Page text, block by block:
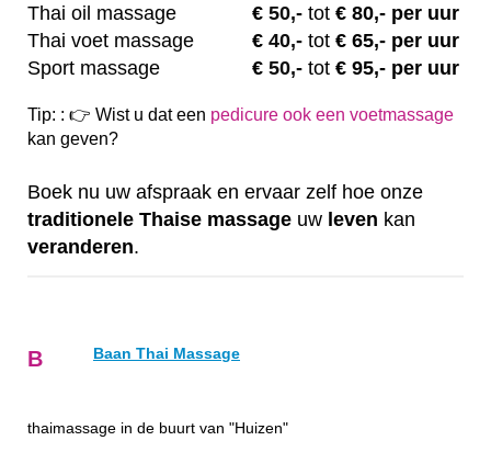
Thai oil massage
€ 50,- tot € 80,- per uur
Thai voet massage
€ 40,- tot € 65,- per uur
Sport massage
€ 50,- tot € 95,- per uur
Tip: : 👉 Wist u dat een pedicure ook een voetmassage
kan geven?
Boek nu uw afspraak en ervaar zelf hoe onze
traditionele Thaise massage uw leven kan
veranderen.
B Baan Thai Massage
thaimassage in de buurt van "Huizen"